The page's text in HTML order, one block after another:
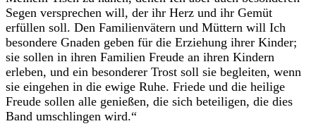
Segen versprechen will, der ihr Herz und ihr Gemüt
erfüllen soll. Den Familienvätern und Müttern will Ich
besondere Gnaden geben für die Erziehung ihrer Kinder;
sie sollen in ihren Familien Freude an ihren Kindern
erleben, und ein besonderer Trost soll sie begleiten, wenn
sie eingehen in die ewige Ruhe. Friede und die heilige
Freude sollen alle genießen, die sich beteiligen, die dies
Band umschlingen wird.“